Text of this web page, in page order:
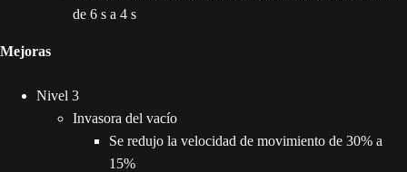
de 6 s a 4 s
Mejoras
Nivel 3
Invasora del vacío
Se redujo la velocidad de movimiento de 30% a
15%